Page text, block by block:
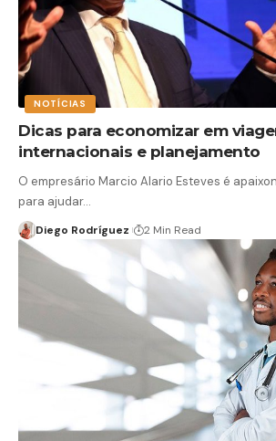
NOTÍCIAS
Dicas para economizar em
internacionais e planejamento
O empresário ​​Marcio Alario Esteves é
para ajudar…
Diego Rodríguez 2 Min Read